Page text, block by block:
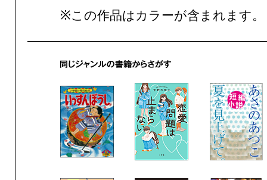
※この作品はカラーが含まれます。